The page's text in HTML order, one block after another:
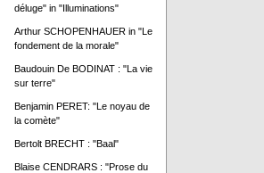
déluge" in "Illuminations"
Arthur SCHOPENHAUER in "Le
fondement de la morale"
Baudouin De BODINAT : "La vie
sur terre"
Benjamin PERET: "Le noyau de
la comète"
Bertolt BRECHT : "Baal"
Blaise CENDRARS : "Prose du